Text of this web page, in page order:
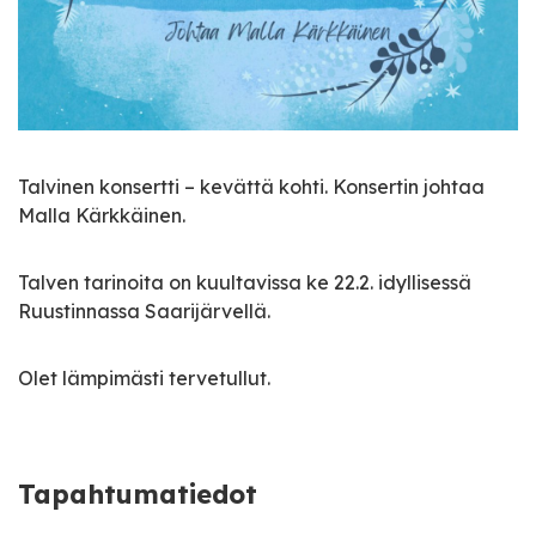
Talvinen konsertti – kevättä kohti. Konsertin johtaa
Malla Kärkkäinen.
Talven tarinoita on kuultavissa ke 22.2. idyllisessä
Ruustinnassa Saarijärvellä.
Olet lämpimästi tervetullut.
Tapahtumatiedot